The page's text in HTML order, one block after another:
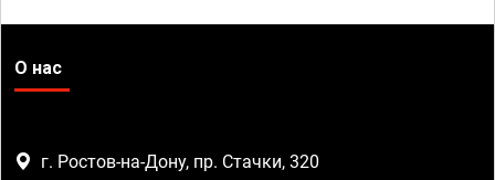
О нас
г. Ростов-на-Дону, пр. Стачки, 320